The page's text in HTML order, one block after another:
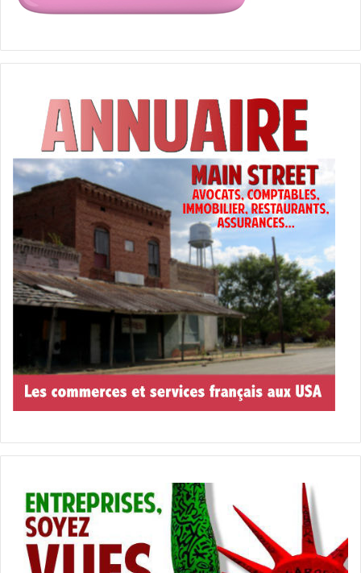
George Clinton & Parliament Funkadelic
Le « grand-père du funk » est l’invité du Blue Note Jazz
Festival au :
NORTH BEACH BANDSHELL
7275 Collins Avenue – Miami Beach, FL 33141
www.northbeachbandshell.com/#/events?
event_id=49360
Du 3 au 5 juin :
The Year of Magical Thinking
Assistez à une adaptation théâtrale des mémoires
profondément personnelles de Joan Didion.
GABLESTAGE AT THE BILTMORE